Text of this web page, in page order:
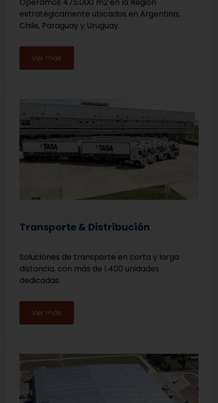
estratégicamente ubicados en Argentina,
Chile, Paraguay y Uruguay.
Ver más
Transporte & Distribución
Soluciones de transporte en corta y larga
distancia, con más de 1.400 unidades
dedicadas.
Ver más